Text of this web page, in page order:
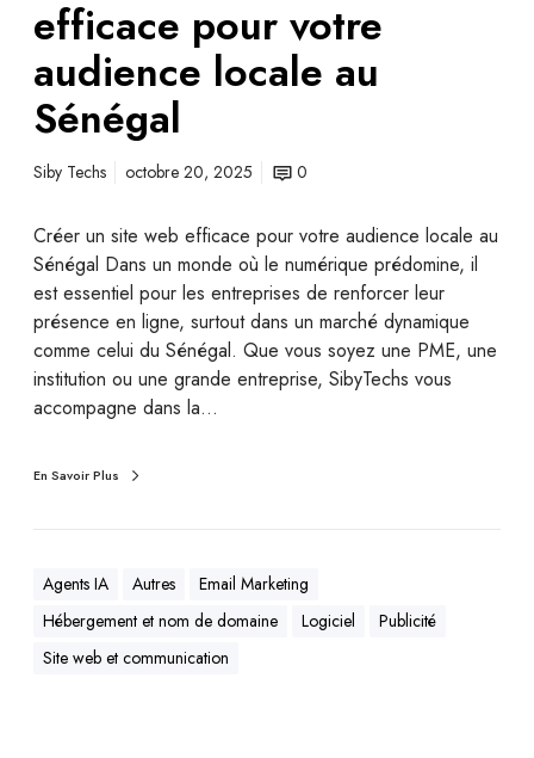
efficace pour votre
audience locale au
Sénégal
Siby Techs octobre 20, 2025 0
Créer un site web efficace pour votre audience locale au
Sénégal Dans un monde où le numérique prédomine, il
est essentiel pour les entreprises de renforcer leur
présence en ligne, surtout dans un marché dynamique
comme celui du Sénégal. Que vous soyez une PME, une
institution ou une grande entreprise, SibyTechs vous
accompagne dans la…
En Savoir Plus
Agents IA Autres
Email Marketing
Hébergement et nom de domaine
Logiciel
Publicité
Site web et communication